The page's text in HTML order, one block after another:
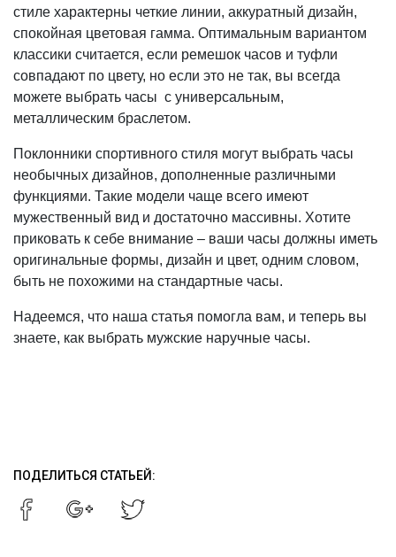
стиле характерны четкие линии, аккуратный дизайн,
спокойная цветовая гамма. Оптимальным вариантом
классики считается, если ремешок часов и туфли
совпадают по цвету, но если это не так, вы всегда
можете выбрать часы с универсальным,
металлическим браслетом.
Поклонники спортивного стиля могут выбрать часы
необычных дизайнов, дополненные различными
функциями. Такие модели чаще всего имеют
мужественный вид и достаточно массивны. Хотите
приковать к себе внимание – ваши часы должны иметь
оригинальные формы, дизайн и цвет, одним словом,
быть не похожими на стандартные часы.
Надеемся, что наша статья помогла вам, и теперь вы
знаете, как выбрать мужские наручные часы.
ПОДЕЛИТЬСЯ СТАТЬЕЙ: